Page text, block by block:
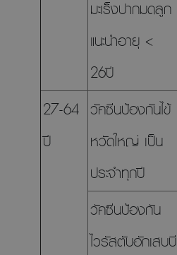
มะเร็งปากมดลูก
แนะนำอายุ <
26ปี
27-64
ปี
วัคซีนป้องกันไข้
หวัดใหญ่ เป็น
ประจำทุกปี
วัคซีนป้องกัน
ไวรัสตับอักเสบบี